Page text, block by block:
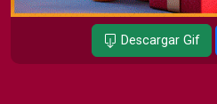
Descargar Gif